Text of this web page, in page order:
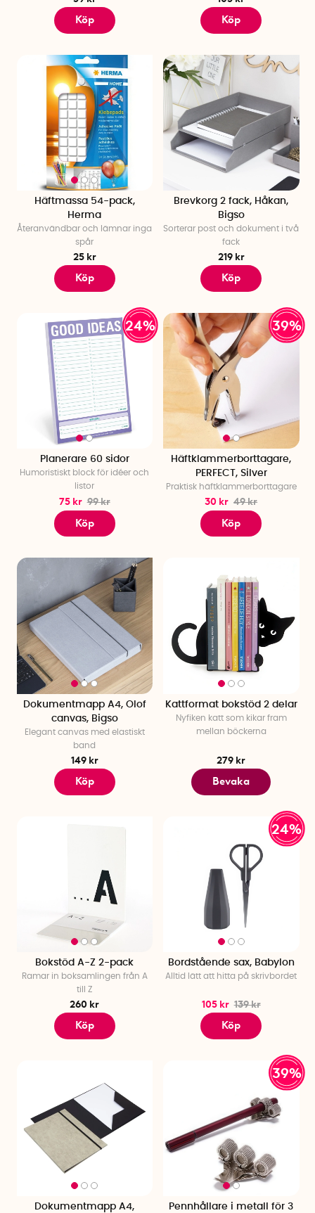
Köp Köp
Häftmassa 54-pack,
Herma
Återanvändbar och lämnar inga
spår
25 kr
Köp
Brevkorg 2 fack, Håkan,
Bigso
Sorterar post och dokument i två
fack
219 kr
Köp
24%
Planerare 60 sidor
Humoristiskt block för idéer och
listor
75 kr 99 kr
Köp
39%
Häftklammerborttagare,
PERFECT, Silver
Praktisk häftklammerborttagare
30 kr 49 kr
Köp
Dokumentmapp A4, Olof
canvas, Bigso
Elegant canvas med elastiskt
band
149 kr
Köp
Kattformat bokstöd 2 delar
Nyfiken katt som kikar fram
mellan böckerna
279 kr
Bevaka
Bokstöd A-Z 2-pack
Ramar in boksamlingen från A
till Z
260 kr
Köp
24%
Bordstående sax, Babylon
Alltid lätt att hitta på skrivbordet
105 kr 139 kr
Köp
Dokumentmapp A4,
39%
Pennhållare i metall för 3